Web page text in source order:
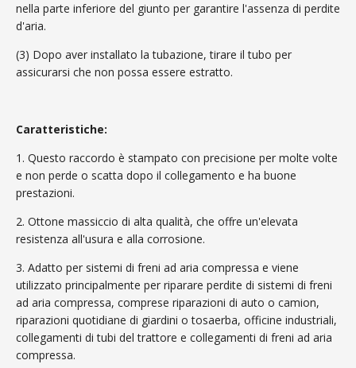
nella parte inferiore del giunto per garantire l'assenza di perdite
d'aria.
(3) Dopo aver installato la tubazione, tirare il tubo per
assicurarsi che non possa essere estratto.
Caratteristiche:
1. Questo raccordo è stampato con precisione per molte volte
e non perde o scatta dopo il collegamento e ha buone
prestazioni.
2. Ottone massiccio di alta qualità, che offre un'elevata
resistenza all'usura e alla corrosione.
3. Adatto per sistemi di freni ad aria compressa e viene
utilizzato principalmente per riparare perdite di sistemi di freni
ad aria compressa, comprese riparazioni di auto o camion,
riparazioni quotidiane di giardini o tosaerba, officine industriali,
collegamenti di tubi del trattore e collegamenti di freni ad aria
compressa.